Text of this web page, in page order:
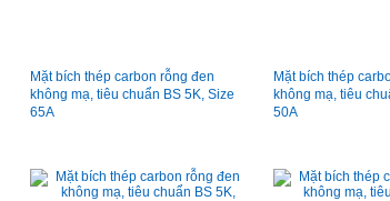
Mặt bích thép carbon rỗng đen
không mạ, tiêu chuẩn BS 5K, Size
65A
Mặt bích thép
không mạ, tiêu
50A